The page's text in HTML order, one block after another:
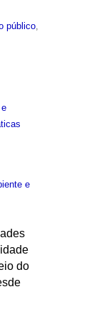
público
e
do